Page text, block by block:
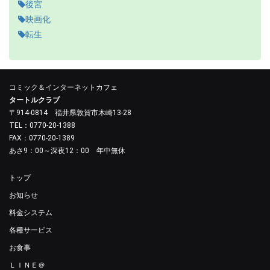
後宮
映画化
転生
コミック＆インターネットカフェ
タートルクラブ
〒914-0814 福井県敦賀市木崎13-28
TEL：0770-20-1388
FAX：0770-20-1389
あさ9：00～深夜12：00 年中無休
トップ
お知らせ
料金システム
各種サービス
お食事
ＬＩＮＥ＠